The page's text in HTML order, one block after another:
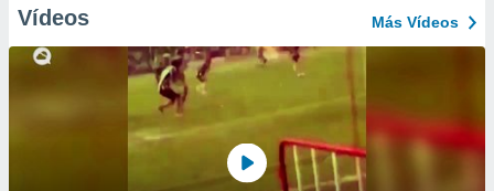
Vídeos Más Vídeos